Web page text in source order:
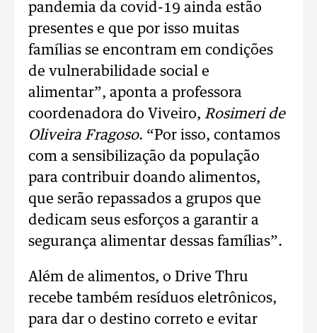
pandemia da covid-19 ainda estão
presentes e que por isso muitas
famílias se encontram em condições
de vulnerabilidade social e
alimentar”, aponta a professora
coordenadora do Viveiro, Rosimeri de
Oliveira Fragoso. “Por isso, contamos
com a sensibilização da população
para contribuir doando alimentos,
que serão repassados a grupos que
dedicam seus esforços a garantir a
segurança alimentar dessas famílias”.
Além de alimentos, o Drive Thru
recebe também resíduos eletrônicos,
para dar o destino correto e evitar